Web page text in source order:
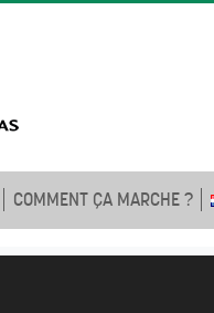
COMMENT ÇA MARCHE ?